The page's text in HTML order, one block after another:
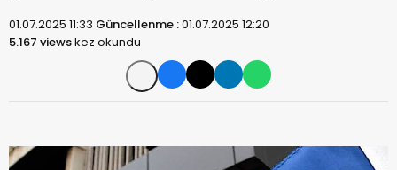
01.07.2025 11:33 Güncellenme :01.07.2025 12:20
5.167 viewskez okundu